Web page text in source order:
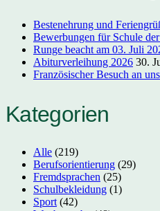
Bestenehrung und
Bewerbungen für Schule
Runge beacht am 03. Juli
Abiturverleihung 2026 30.
Französischer Besuch an
Kategorien
Alle (219)
Berufsorientierung (29)
Fremdsprachen (25)
Schulbekleidung (1)
Sport (42)